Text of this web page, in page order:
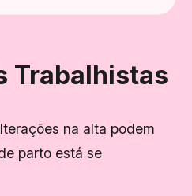
Trabalhistas
na alta podem
parto está se